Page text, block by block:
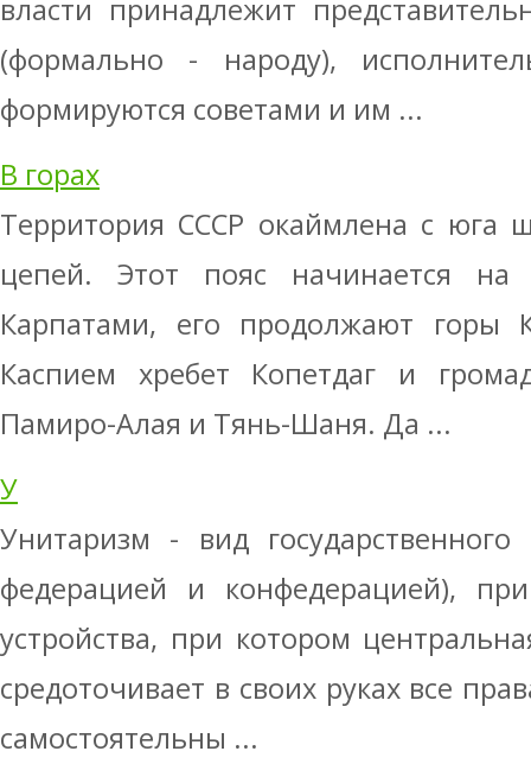
власти принадлежит
(формально - народу),
формируются советами и им ...
В горах
Территория СССР окаймлена с юга
цепей. Этот пояс начинается на
Карпатами, его продолжают горы
Каспием хребет Копетдаг и
Памиро-Алая и Тянь-Шаня. Да ...
У
Унитаризм - вид
федерацией и конфедерацией),
устройства, при котором
средоточивает в своих руках все
самостоятельны ...